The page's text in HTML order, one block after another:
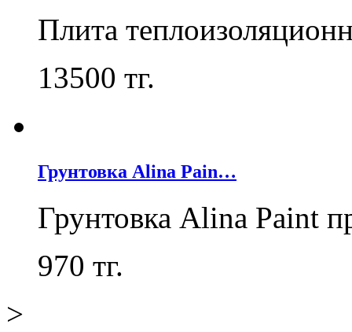
Плита
13500 тг.
Грунтовка Alina Pain…
Грунтовка Alina Paint
970 тг.
>